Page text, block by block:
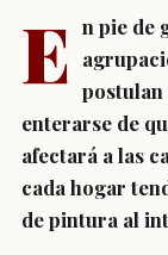
E n pie de
postulan
enterarse de
afectará a las
cada hogar
de pintura al